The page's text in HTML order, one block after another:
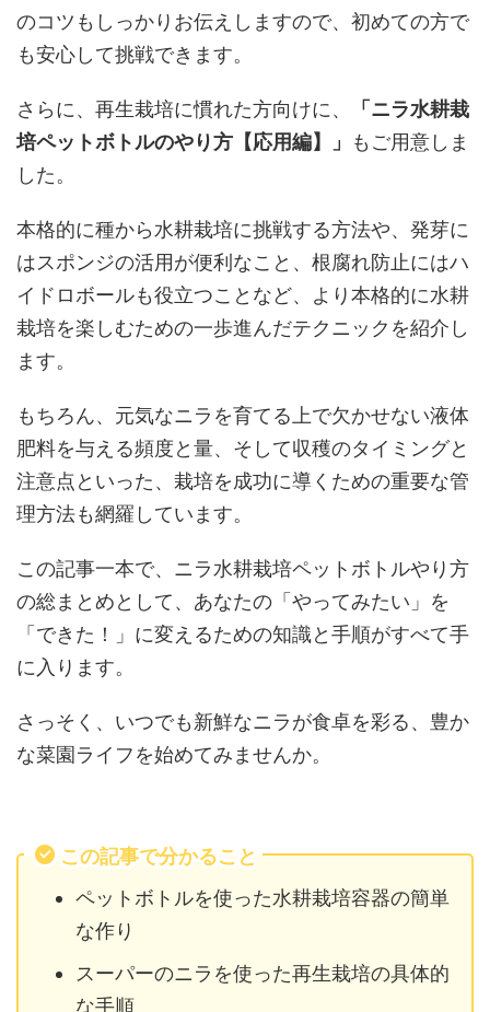
のコツもしっかりお伝えしますので、初めての方で
も安心して挑戦できます。
さらに、再生栽培に慣れた方向けに、
「ニラ水耕栽
培ペットボトルのやり方【応用編】」
もご用意しま
した。
本格的に種から水耕栽培に挑戦する方法や、発芽に
はスポンジの活用が便利なこと、根腐れ防止にはハ
イドロボールも役立つことなど、より本格的に水耕
栽培を楽しむための一歩進んだテクニックを紹介し
ます。
もちろん、元気なニラを育てる上で欠かせない液体
肥料を与える頻度と量、そして収穫のタイミングと
注意点といった、栽培を成功に導くための重要な管
理方法も網羅しています。
この記事一本で、ニラ水耕栽培ペットボトルやり方
の総まとめとして、あなたの「やってみたい」を
「できた！」に変えるための知識と手順がすべて手
に入ります。
さっそく、いつでも新鮮なニラが食卓を彩る、豊か
な菜園ライフを始めてみませんか。
この記事で分かること
ペットボトルを使った水耕栽培容器の簡単
な作り
スーパーのニラを使った再生栽培の具体的
な手順